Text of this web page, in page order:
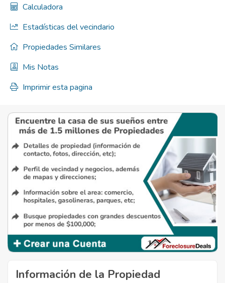
Calculadora
Estadísticas del vecindario
Propiedades Similares
Mis Notas
Imprimir esta pagina
Información de la Propiedad